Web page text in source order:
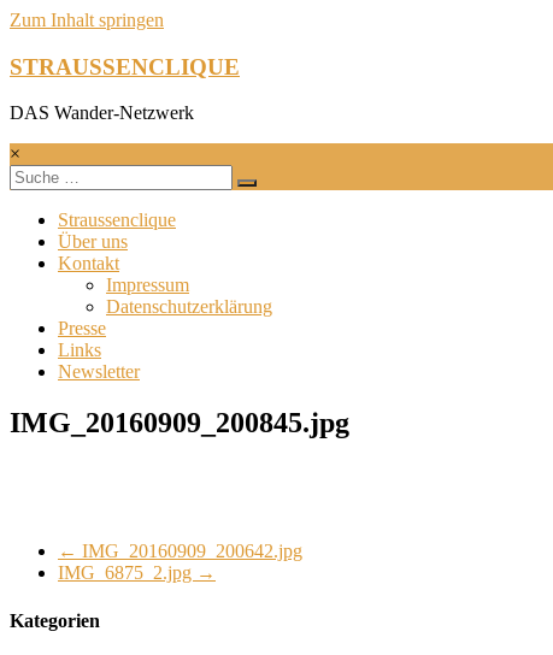
Zum Inhalt springen
STRAUSSENCLIQUE
DAS Wander-Netzwerk
×
Straussenclique
Über uns
Kontakt
Impressum
Datenschutzerklärung
Presse
Links
Newsletter
IMG_20160909_200845.jpg
← IMG_20160909_200642.jpg
IMG_6875_2.jpg →
Kategorien